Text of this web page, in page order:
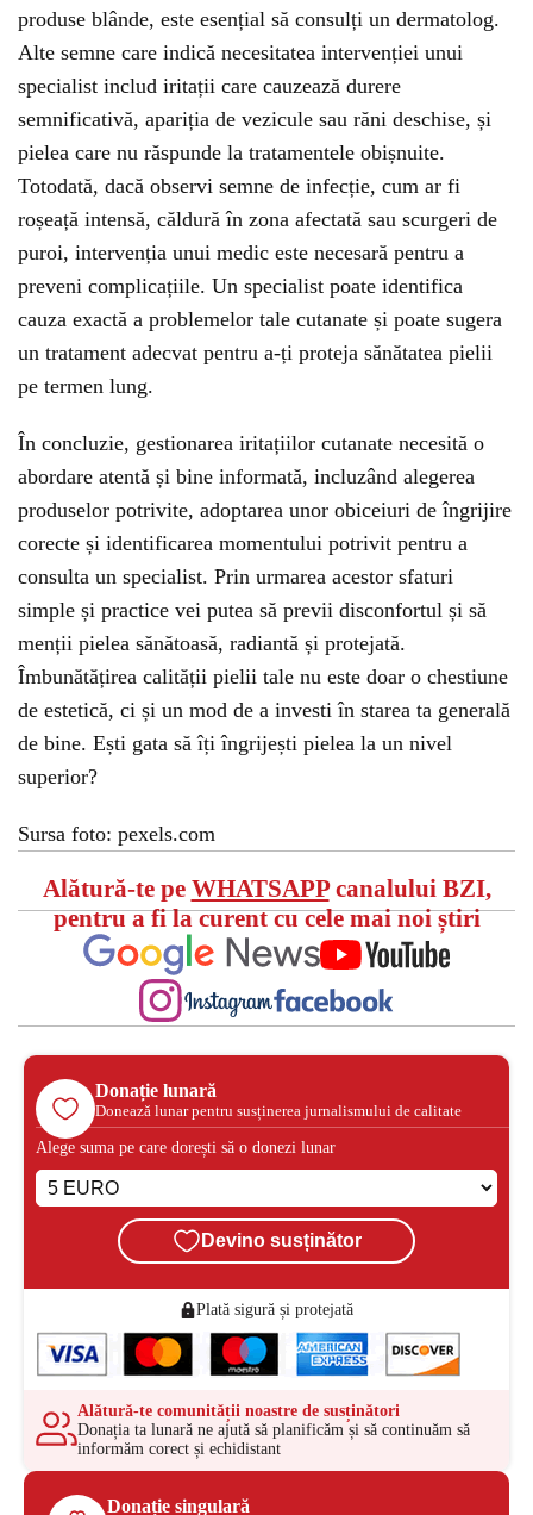
produse blânde, este esențial să consulți un dermatolog.
Alte semne care indică necesitatea intervenției unui
specialist includ iritații care cauzează durere
semnificativă, apariția de vezicule sau răni deschise, și
pielea care nu răspunde la tratamentele obișnuite.
Totodată, dacă observi semne de infecție, cum ar fi
roșeață intensă, căldură în zona afectată sau scurgeri de
puroi, intervenția unui medic este necesară pentru a
preveni complicațiile. Un specialist poate identifica
cauza exactă a problemelor tale cutanate și poate sugera
un tratament adecvat pentru a-ți proteja sănătatea pielii
pe termen lung.
În concluzie, gestionarea iritațiilor cutanate necesită o
abordare atentă și bine informată, incluzând alegerea
produselor potrivite, adoptarea unor obiceiuri de îngrijire
corecte și identificarea momentului potrivit pentru a
consulta un specialist. Prin urmarea acestor sfaturi
simple și practice vei putea să previi disconfortul și să
menții pielea sănătoasă, radiantă și protejată.
Îmbunătățirea calității pielii tale nu este doar o chestiune
de estetică, ci și un mod de a investi în starea ta generală
de bine. Ești gata să îți îngrijești pielea la un nivel
superior?
Sursa foto: pexels.com
Alătură-te pe WHATSAPPcanalului BZI,
pentru a fi la curent cu cele mai noi știri
Donație lunară
Donează lunar pentru susținerea jurnalismului de calitate
Alege suma pe care dorești să o donezi lunar
Devino susținător
Plată sigură și protejată
Alătură-te comunității noastre de susținători
Donația ta lunară ne ajută să planificăm și să continuăm să
informăm corect și echidistant
Donație singulară